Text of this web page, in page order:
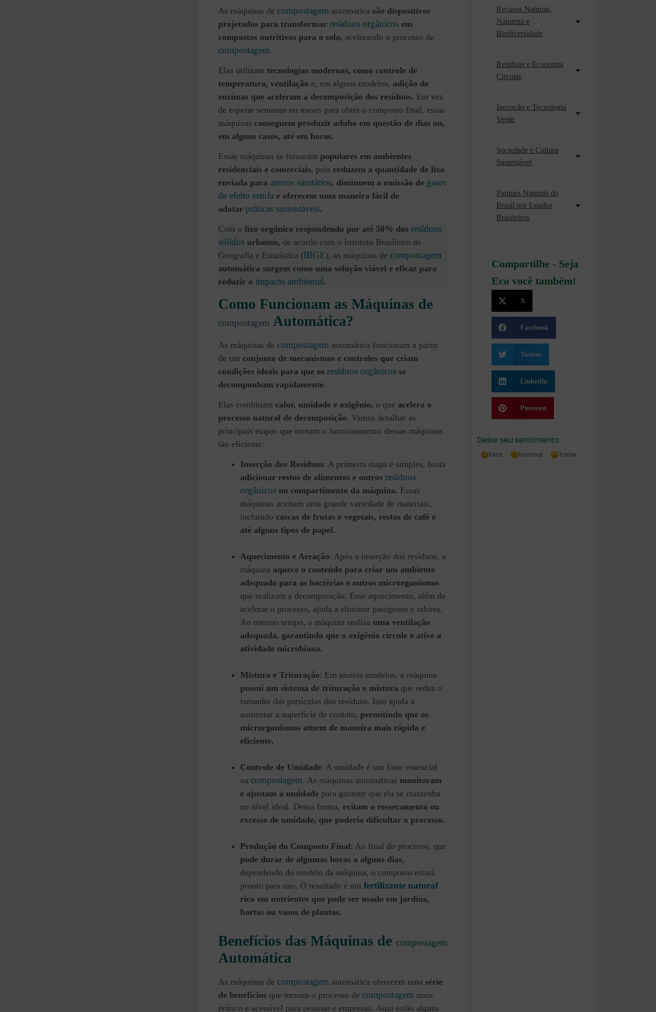
As máquinas de compostagem automática são dispositivos
projetados para transformar resíduos orgânicos em
compostos nutritivos para o solo, acelerando o processo de
compostagem.
Elas utilizam tecnologias modernas, como controle de
temperatura, ventilação e, em alguns modelos, adição de
enzimas que aceleram a decomposição dos resíduos. Em vez
de esperar semanas ou meses para obter o composto final, essas
máquinas conseguem produzir adubo em questão de dias ou,
em alguns casos, até em horas.
Essas máquinas se tornaram populares em ambientes
residenciais e comerciais, pois reduzem a quantidade de lixo
enviada para aterros sanitários, diminuem a emissão de gases
de efeito estufa e oferecem uma maneira fácil de
adotar práticas sustentáveis.
Com o lixo orgânico respondendo por até 50% dos resíduos
sólidos urbanos, de acordo com o Instituto Brasileiro de
Geografia e Estatística (IBGE), as máquinas de compostagem
automática surgem como uma solução viável e eficaz para
reduzir o impacto ambiental.
Como Funcionam as Máquinas de
compostagem Automática?
As máquinas de compostagem automática funcionam a partir
de um conjunto de mecanismos e controles que criam
condições ideais para que os resíduos orgânicos se
decomponham rapidamente.
Elas combinam calor, umidade e oxigênio, o que acelera o
processo natural de decomposição. Vamos detalhar as
principais etapas que tornam o funcionamento dessas máquinas
tão eficiente:
Inserção dos Resíduos: A primeira etapa é simples, basta
adicionar restos de alimentos e outros resíduos
orgânicos no compartimento da máquina. Essas
máquinas aceitam uma grande variedade de materiais,
incluindo cascas de frutas e vegetais, restos de café e
até alguns tipos de papel.
Aquecimento e Aeração: Após a inserção dos resíduos, a
máquina aquece o conteúdo para criar um ambiente
adequado para as bactérias e outros microrganismos
que realizam a decomposição. Esse aquecimento, além de
acelerar o processo, ajuda a eliminar patógenos e odores.
Ao mesmo tempo, a máquina realiza uma ventilação
adequada, garantindo que o oxigênio circule e ative a
atividade microbiana.
Mistura e Trituração: Em muitos modelos, a máquina
possui um sistema de trituração e mistura que reduz o
tamanho das partículas dos resíduos. Isso ajuda a
aumentar a superfície de contato, permitindo que os
microrganismos atuem de maneira mais rápida e
eficiente.
Controle de Umidade: A umidade é um fator essencial
na compostagem. As máquinas automáticas monitoram
e ajustam a umidade para garantir que ela se mantenha
no nível ideal. Dessa forma, evitam o ressecamento ou
excesso de umidade, que poderia dificultar o processo.
Produção do Composto Final: Ao final do processo, que
pode durar de algumas horas a alguns dias,
dependendo do modelo da máquina, o composto estará
pronto para uso. O resultado é um fertilizante natural
rico em nutrientes que pode ser usado em jardins,
hortas ou vasos de plantas.
Benefícios das Máquinas de compostagem
Automática
As máquinas de compostagem automática oferecem uma série
de benefícios que tornam o processo de compostagem mais
prático e acessível para pessoas e empresas. Aqui estão alguns
Recusos Naturais,
Natureza e
Biodiversidade
Resíduos e Economia
Circular
Inovação e Tecnologia
Verde
Sociedade e Cultura
Sustentável
Parques Naturais do
Brasil por Estados
Brasileiros
Compartilhe - Seja
Eco você também!
X
Facebook
Twitter
LinkedIn
Pinterest
Deixe seu sentimento
Feliz Normal Triste